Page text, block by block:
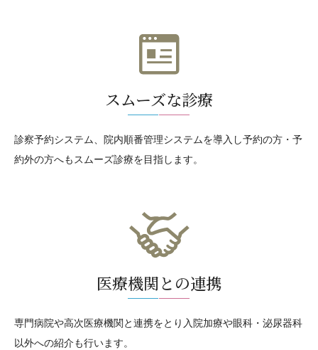
スムーズな診療
診察予約システム、院内順番管理システムを導入し予約の方・予
約外の方へもスムーズ診療を目指します。
医療機関との連携
専門病院や高次医療機関と連携をとり入院加療や眼科・泌尿器科
以外への紹介も行います。